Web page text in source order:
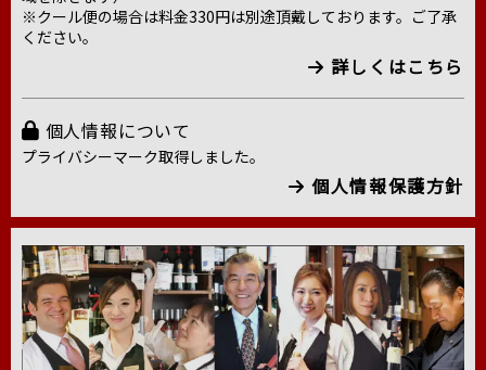
※クール便の場合は料金330円は別途頂戴しております。ご了承
ください。
詳しくはこちら
個人情報について
プライバシーマーク取得しました。
個人情報保護方針